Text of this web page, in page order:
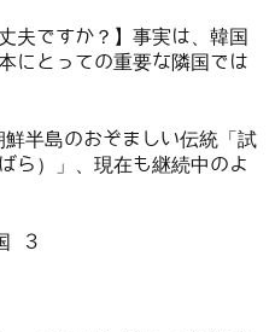
夫ですか？】事実は、韓国
にとっての重要な隣国では
半島のおぞましい伝統「試
ら）」、現在も継続中のよ
3